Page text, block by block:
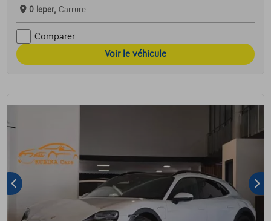
0 Ieper, Carrure
Comparer
Voir le véhicule